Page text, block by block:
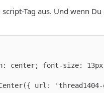
Tag aus. Und wenn